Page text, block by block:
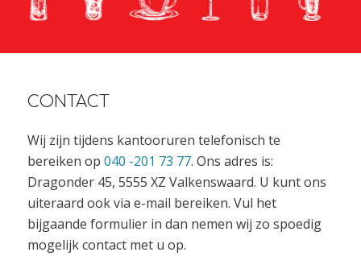
CONTACT
Wij zijn tijdens kantooruren telefonisch te
bereiken op 040 -201 73 77. Ons adres is:
Dragonder 45, 5555 XZ Valkenswaard. U kunt ons
uiteraard ook via e-mail bereiken. Vul het
bijgaande formulier in dan nemen wij zo spoedig
mogelijk contact met u op.